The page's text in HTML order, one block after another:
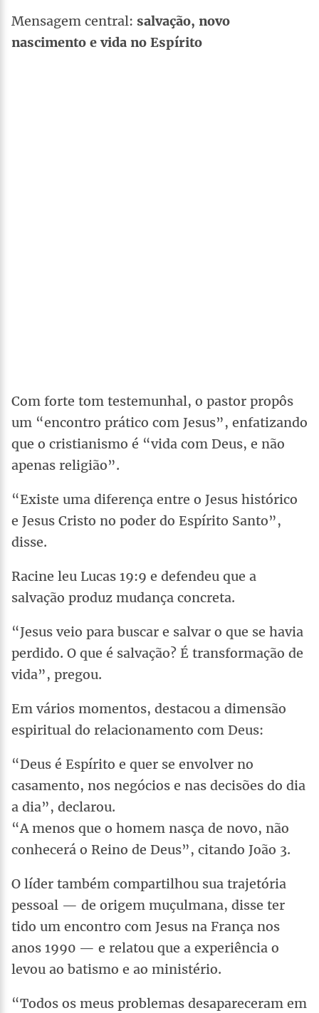
Mensagem central: salvação, novo
nascimento e vida no Espírito
Com forte tom testemunhal, o pastor propôs
um “encontro prático com Jesus”, enfatizando
que o cristianismo é “vida com Deus, e não
apenas religião”.
“Existe uma diferença entre o Jesus histórico
e Jesus Cristo no poder do Espírito Santo”,
disse.
Racine leu Lucas 19:9 e defendeu que a
salvação produz mudança concreta.
“Jesus veio para buscar e salvar o que se havia
perdido. O que é salvação? É transformação de
vida”, pregou.
Em vários momentos, destacou a dimensão
espiritual do relacionamento com Deus:
“Deus é Espírito e quer se envolver no
casamento, nos negócios e nas decisões do dia
a dia”, declarou.
“A menos que o homem nasça de novo, não
conhecerá o Reino de Deus”, citando João 3.
O líder também compartilhou sua trajetória
pessoal — de origem muçulmana, disse ter
tido um encontro com Jesus na França nos
anos 1990 — e relatou que a experiência o
levou ao batismo e ao ministério.
“Todos os meus problemas desapareceram em